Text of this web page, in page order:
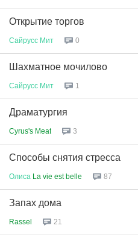
Открытие торгов
Сайрусс Мит 0
Шахматное мочилово
Сайрусс Мит 1
Драматургия
Cyrus's Meat 3
Способы снятия стресса
Олиса La vie est belle 87
Запах дома
Rassel 21